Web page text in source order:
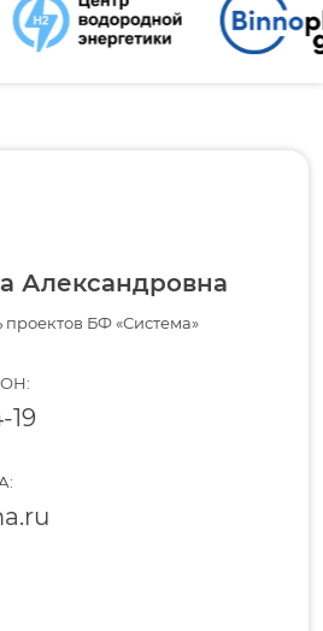
Александровна
проектов БФ «Система»
19